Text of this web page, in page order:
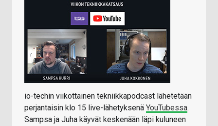
io-techin viikottainen tekniikkapodcast lähetetään
perjantaisin klo 15 live-lähetyksenä YouTubessa.
Sampsa ja Juha käyvät keskenään läpi kuluneen